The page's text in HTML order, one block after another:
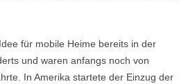
für mobile Heime bereits in der
und waren anfangs noch von
In Amerika startete der Einzug der